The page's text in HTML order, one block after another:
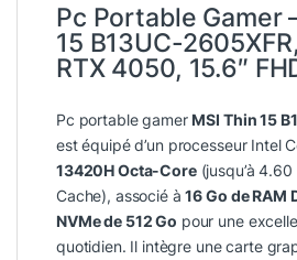
Pc Portable Gamer
15 B13UC-
RTX 4050, 15.6″
Pc portable gamer MSI Thin 15
est équipé d’un processeur Intel
13420H Octa-Core(jusqu’à 4.60
Cache), associé à16 Go de RAM
NVMe de 512 Go pour une
quotidien. Il intègre une carte